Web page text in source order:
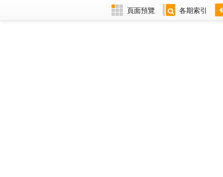
頁面預覽 各期索引